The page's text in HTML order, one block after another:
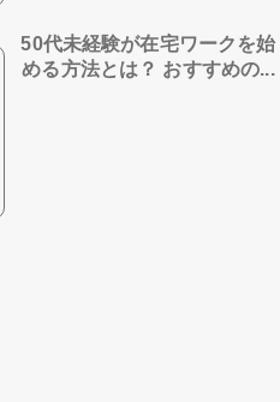
50代未経験が在宅ワークを始
める方法とは？ おすすめの...